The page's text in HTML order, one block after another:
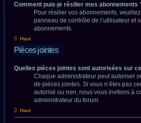
Comment puis-je résilier mes abonnements
Pour résilier vos abonnements,
panneau de contrôle de l’utilisateur et
abonnements.
Haut
Pièces jointes
Quelles pièces jointes sont autorisées sur
Chaque administrateur peut autoriser
de pièces jointes. Si vous n’êtes pas
autorisé ou non, nous vous invitons à
administrateur du forum.
Haut